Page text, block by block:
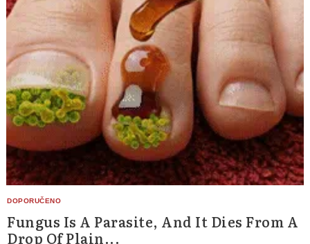
Fungus Is A Parasite, And It Dies From A
Drop Of Plain...